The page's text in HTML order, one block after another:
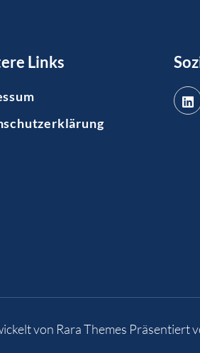
Links
von Rara Themes Präsentiert